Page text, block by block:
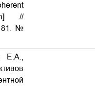
//
81. №
Е.А.,